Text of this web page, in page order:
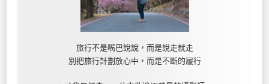
旅行不是嘴巴說說，而是說走就走
別把旅行計劃放心中，而是不斷的履行